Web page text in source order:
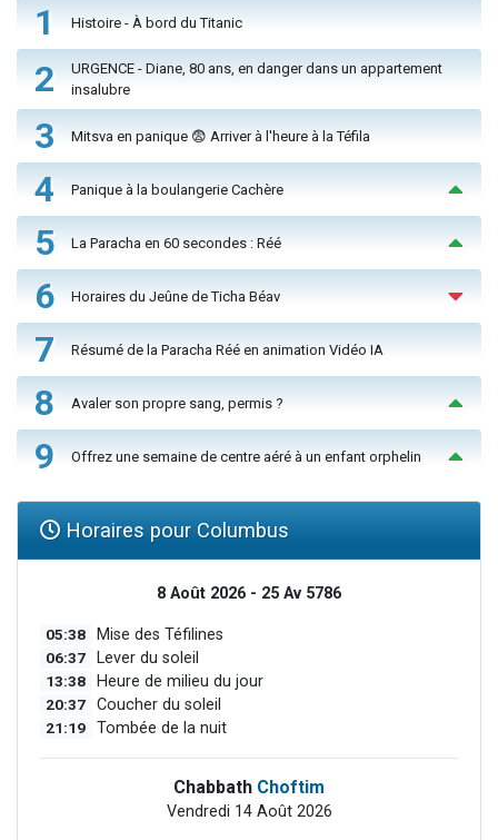
1 Histoire - À bord du Titanic
2
URGENCE - Diane, 80 ans, en danger dans un appartement
insalubre
3 Mitsva en panique 😨 Arriver à l'heure à la Téfila
4 Panique à la boulangerie Cachère
5 La Paracha en 60 secondes : Réé
6 Horaires du Jeûne de Ticha Béav
7 Résumé de la Paracha Réé en animation Vidéo IA
8 Avaler son propre sang, permis ?
9 Offrez une semaine de centre aéré à un enfant orphelin
Horaires pour Columbus
8 Août 2026 - 25 Av 5786
05:38 Mise des Téfilines
06:37 Lever du soleil
13:38 Heure de milieu du jour
20:37 Coucher du soleil
21:19 Tombée de la nuit
Chabbath Choftim
Vendredi 14 Août 2026